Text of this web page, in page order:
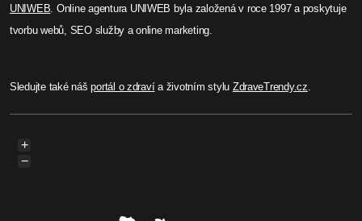
UNIWEB . Online agentura UNIWEB byla založená v roce 1997 a poskytuje
tvorbu webů, SEO služby a online marketing.
Sledujte také nášportál o zdravía životním stylu ZdraveTrendy.cz
+
−